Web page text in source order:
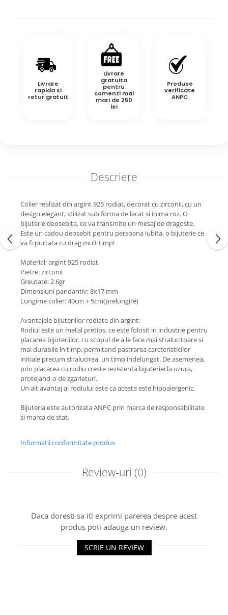
Livrare
rapida si
retur gratuit
Livrare
gratuita
pentru
comenzi mai
mari de 250
lei
Produse
verificate
ANPC
Descriere
Colier realizat din argint 925 rodiat, decorat cu zirconii, cu un
design elegant, stilizat sub forma de lacat si inima roz. O
bijuterie deosebita, ce va transmite un mesaj de dragoste.
Este un cadou deosebit pentru persoana iubita, o bijuterie ce
va fi purtata cu drag mult timp!
Material: argint 925 rodiat
Pietre: zirconii
Greutate: 2.6gr
Dimensiuni pandantiv: 8x17 mm
Lungime colier: 40cm + 5cm(prelungire)
Avantajele bijuteriilor rodiate din argint:
Rodiul este un metal pretios, ce este folosit in industrie pentru
placarea bijuteriilor, cu scopul de a le face mai stralucitoare si
mai durabile in timp, permitand pastrarea carcteristicilor
initiale precum stralucirea, un timp indelungat. De asemenea,
prin placarea cu rodiu creste rezistenta bijuteriei la uzura,
protejand-o de zgarieturi.
Un alt avantaj al rodiului este ca acesta este hipoalergenic.
Bijuteria este autorizata ANPC prin marca de responsabilitate
si marca de stat.
Informatii conformitate produs
Review-uri (0)
Daca doresti sa iti exprimi parerea despre acest
produs poti adauga un review.
SCRIE UN REVIEW